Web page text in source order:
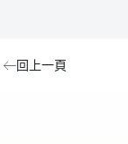
回上一頁